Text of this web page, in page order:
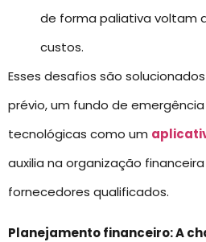
de forma paliativa voltam
custos.
Esses desafios são
prévio, um fundo de
tecnológicas como um
auxilia na organização
fornecedores qualificados.
Planejamento financeiro: A